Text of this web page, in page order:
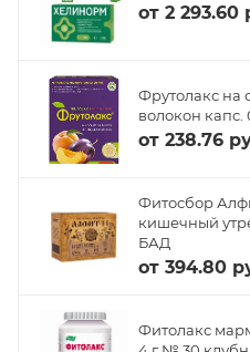
от 2 293.60
Фрутолакс на
волокон капс.
от 238.76
Фитосбор
кишечный
БАД
от 394.80
Фитолакс